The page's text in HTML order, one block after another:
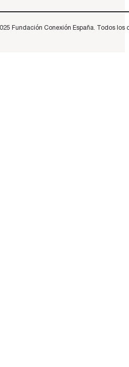
Fundación Conexión España. Todos los